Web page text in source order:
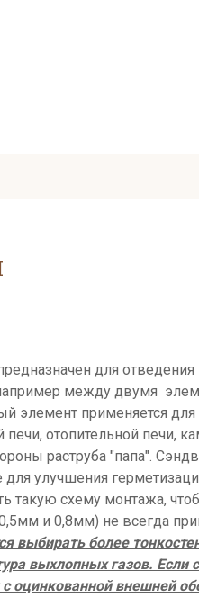
для отведения
между двумя
элемент применяется
отопительной печи,
раструба "папа".
улучшения
схему монтажа,
и 0,8мм) не всегда
выбирать более
выхлопных газов. Если
внешней